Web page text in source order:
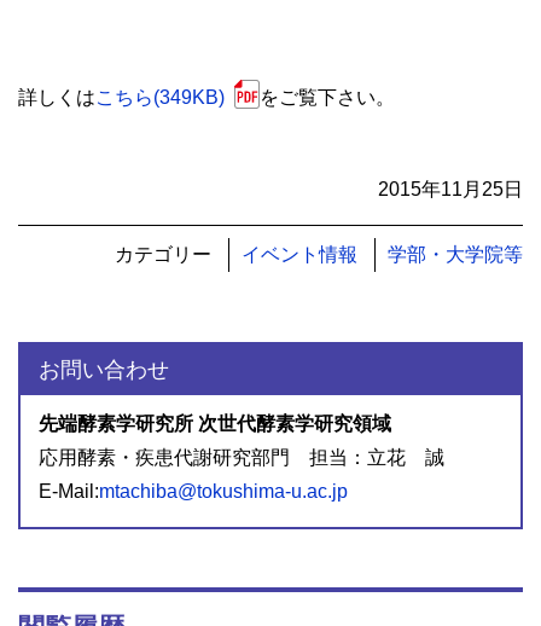
詳しくはこちら(349KB) をご覧下さい。
2015年11月25日
カテゴリー イベント情報 学部・大学院等
お問い合わせ
先端酵素学研究所 次世代酵素学研究領域
応用酵素・疾患代謝研究部門 担当：立花 誠
E-Mail:mtachiba@tokushima-u.ac.jp